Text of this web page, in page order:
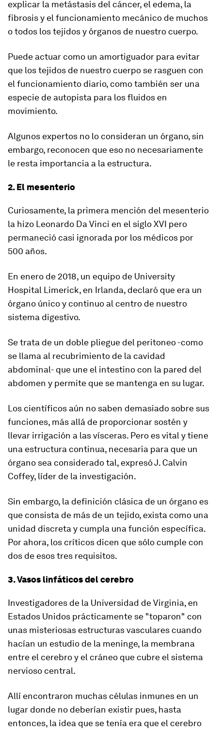
explicar la metástasis del cáncer, el edema, la
fibrosis y el funcionamiento mecánico de muchos
o todos los tejidos y órganos de nuestro cuerpo.
Puede actuar como un amortiguador para evitar
que los tejidos de nuestro cuerpo se rasguen con
el funcionamiento diario, como también ser una
especie de autopista para los fluidos en
movimiento.
Algunos expertos no lo consideran un órgano, sin
embargo, reconocen que eso no necesariamente
le resta importancia a la estructura.
2. El mesenterio
Curiosamente, la primera mención del mesenterio
la hizo Leonardo Da Vinci en el siglo XVI pero
permaneció casi ignorada por los médicos por
500 años.
En enero de 2018, un equipo de University
Hospital Limerick, en Irlanda, declaró que era un
órgano único y continuo al centro de nuestro
sistema digestivo.
Se trata de un doble pliegue del peritoneo -como
se llama al recubrimiento de la cavidad
abdominal- que une el intestino con la pared del
abdomen y permite que se mantenga en su lugar.
Los científicos aún no saben demasiado sobre sus
funciones, más allá de proporcionar sostén y
llevar irrigación a las vísceras. Pero es vital y tiene
una estructura continua, necesaria para que un
órgano sea considerado tal, expresó J. Calvin
Coffey, líder de la investigación.
Sin embargo, la definición clásica de un órgano es
que consista de más de un tejido, exista como una
unidad discreta y cumpla una función específica.
Por ahora, los críticos dicen que sólo cumple con
dos de esos tres requisitos.
3. Vasos linfáticos del cerebro
Investigadores de la Universidad de Virginia, en
Estados Unidos prácticamente se "toparon" con
unas misteriosas estructuras vasculares cuando
hacían un estudio de la meninge, la membrana
entre el cerebro y el cráneo que cubre el sistema
nervioso central.
Allí encontraron muchas células inmunes en un
lugar donde no deberían existir pues, hasta
entonces, la idea que se tenía era que el cerebro